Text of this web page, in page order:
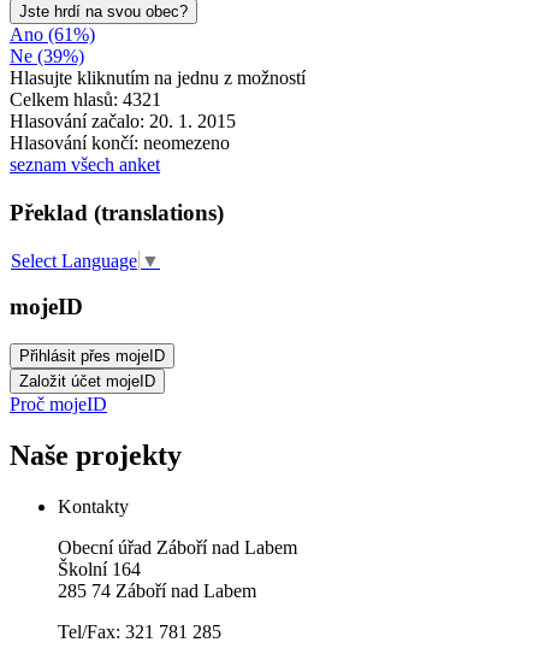
Jste hrdí na svou obec?
Ano (61%)
Ne (39%)
Hlasujte kliknutím na jednu z možností
Celkem hlasů: 4321
Hlasování začalo: 20. 1. 2015
Hlasování končí: neomezeno
seznam všech anket
Překlad (translations)
Select Language ▼
mojeID
Proč mojeID
Naše projekty
Kontakty
Obecní úřad Záboří nad Labem
Školní 164
285 74 Záboří nad Labem
Tel/Fax: 321 781 285